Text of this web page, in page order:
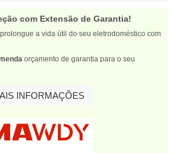
com Extensão de Garantia!
a vida útil do seu eletrodoméstico com
orçamento de garantia para o seu
INFORMAÇÕES